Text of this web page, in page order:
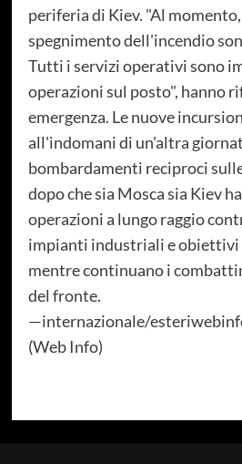
periferia di Kiev. "Al
spegnimento dell'incendio
Tutti i servizi operativi sono
operazioni sul posto", hanno
emergenza. Le nuove
all'indomani di un'altra
bombardamenti reciproci
dopo che sia Mosca sia Kiev
operazioni a lungo raggio
impianti industriali e obiettivi
mentre continuano i
del fronte.
—internazionale/
(Web Info)